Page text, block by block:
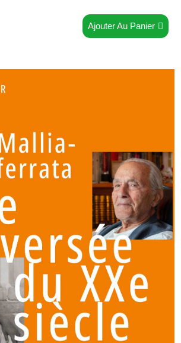
Ajouter Au Panier